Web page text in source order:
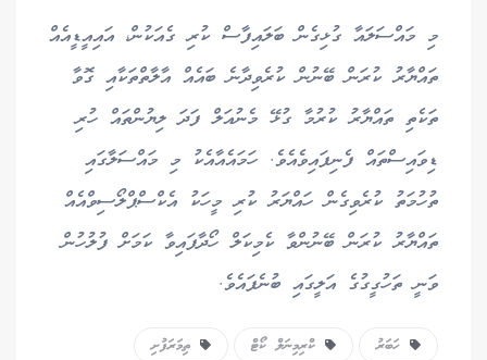
މި މައްސަލައާ ގުޅިގެން ބަލައިފާސް ކުރި ގެއަކުން، އައިއީޑީއެއް
ތައްޔާރު ކުރަން ބޭނުން ކުރެވިދާނެ ބައެއް އާލާތްތަކާއި ގޮވާ
ތަކެތި ތައްޔާރު ކުރުމާ ގުޅޭ މެނުއަލް ފަދަ ލިޔުންތައް ހުރި
ޑިވައިސްތައް ފެނިފައިވެއެވެ. ހަމައެއާއެކު މި މައްސަލާގައި
ތުހުމަތު ކުރެވިގެން ހައްޔަރު ކުރި މީހަކު އެކްސްޕްލޯސިވްއެއް
ތައްޔާރު ކުރަން ބޭނުންވާ ކެމިކަލް ހޯދާފައިވާ ކަމަށް ފުލުހުން
ވަނީ ތަހުގީގުގެ އަލީގައި ބުނެފައެވެ.
ހަބަރު ކްރިމިނަލް ކޯޓް
ތިމަރަފުށި